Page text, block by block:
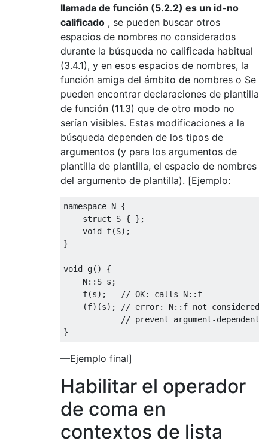
llamada de función (5.2.2) es un id-no
calificado , se pueden buscar otros
espacios de nombres no considerados
durante la búsqueda no calificada habitual
(3.4.1), y en esos espacios de nombres, la
función amiga del ámbito de nombres o Se
pueden encontrar declaraciones de plantilla
de función (11.3) que de otro modo no
serían visibles. Estas modificaciones a la
búsqueda dependen de los tipos de
argumentos (y para los argumentos de
plantilla de plantilla, el espacio de nombres
del argumento de plantilla). [Ejemplo:
namespace N {
struct S {
};
void f(S);
}
void g()
{
    N
:: S s ;
    f
(s);
// OK: calls N::f
(f)(s);
// error: N::f not considered;
// prevent argument-dependent
}
—Ejemplo final]
Habilitar el operador
de coma en
contextos de lista